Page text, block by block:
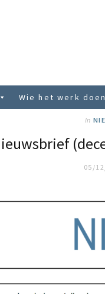
Wie het werk doen
In
05/